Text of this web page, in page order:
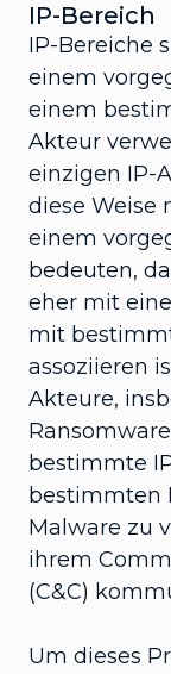
IP-Bereich
IP-Bereiche
einem
einem
Akteur
einzigen IP-
diese Weise
einem
bedeuten,
eher mit
mit
assoziieren
Akteure,
bestimmte
bestimmten
Malware zu
ihrem
(C&C)
Um dieses